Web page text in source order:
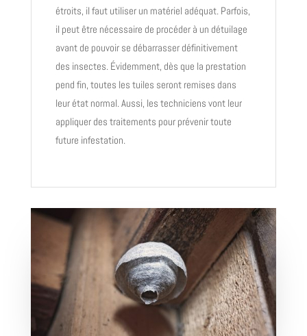
étroits, il faut utiliser un matériel adéquat. Parfois,
il peut être nécessaire de procéder à un détuilage
avant de pouvoir se débarrasser définitivement
des insectes. Évidemment, dès que la prestation
pend fin, toutes les tuiles seront remises dans
leur état normal. Aussi, les techniciens vont leur
appliquer des traitements pour prévenir toute
future infestation.